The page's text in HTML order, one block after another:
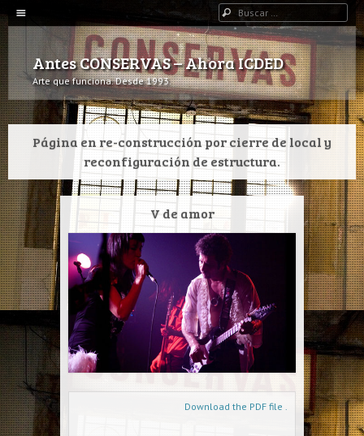
IR AL CONTENIDO
Buscar
Antes CONSERVAS – Ahora ICDED
Arte que funciona. Desde 1993.
Página en re-construcción por cierre de local y
reconfiguración de estructura.
V de amor
Download the PDF file .